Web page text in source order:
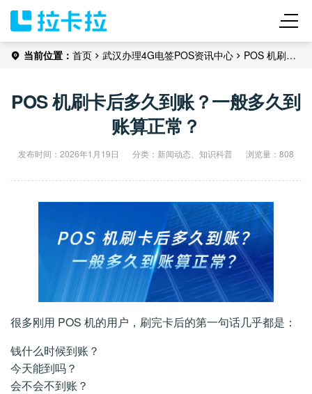
当前位置： 首页 武汉办理4G电签POS资讯中心
POS 机刷卡
POS 机刷卡后多久到账？一般多久到
账算正常？
发布时间：2026年1月19日 分类： 新闻动态 知识科普 浏览量：808
很多刚用 POS 机的用户，刷完卡后的第一句话几乎都是：
钱什么时候到账？
今天能到吗？
会不会不到账？